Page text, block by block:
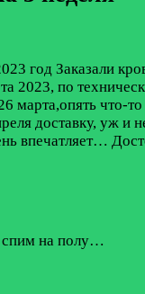
год Заказали
2023, по
марта,опять что-то
доставку, уж и
впечатляет…
спим на полу…